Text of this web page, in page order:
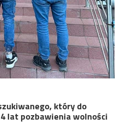
który do
lat pozbawienia wolności